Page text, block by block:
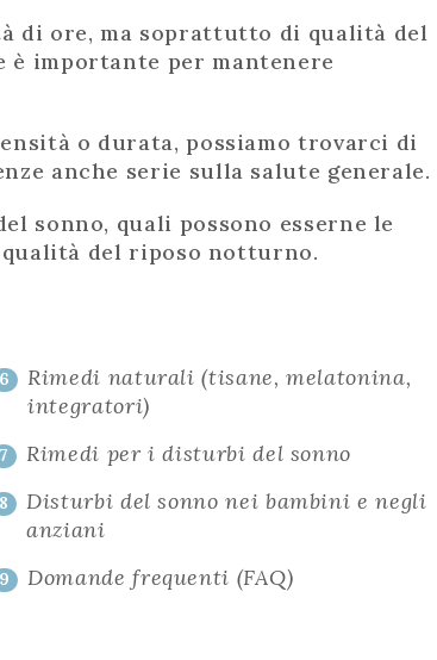
di ore, ma soprattutto di qualità del
importante per mantenere
o durata, possiamo trovarci di
anche serie sulla salute generale.
sonno, quali possono esserne le
del riposo notturno.
6
Rimedi naturali (tisane, melatonina,
integratori)
7 Rimedi per i disturbi del sonno
8
Disturbi del sonno nei bambini e negli
anziani
9 Domande frequenti (FAQ)